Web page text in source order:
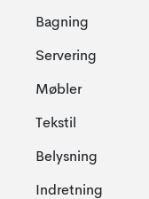
Bagning
Servering
Møbler
Tekstil
Belysning
Indretning